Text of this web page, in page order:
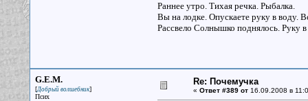
Раннее утро. Тихая речка. Рыбалка.
Вы на лодке. Опускаете руку в воду.
Рассвело Солнышко поднялось. Руку
G.E.M.
[Добрый волшебник]
Псих
Re: Почемучка
« Ответ #389 от16.09.2008 в